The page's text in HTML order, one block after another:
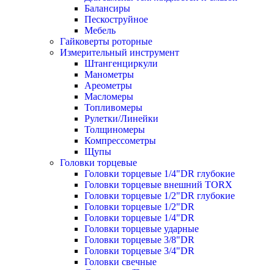
Балансиры
Пескоструйное
Мебель
Гайковерты роторные
Измерительный инструмент
Штангенциркули
Манометры
Ареометры
Масломеры
Топливомеры
Рулетки/Линейки
Толщиномеры
Компрессометры
Щупы
Головки торцевые
Головки торцевые 1/4"DR глубокие
Головки торцевые внешний TORX
Головки торцевые 1/2"DR глубокие
Головки торцевые 1/2"DR
Головки торцевые 1/4"DR
Головки торцевые ударные
Головки торцевые 3/8"DR
Головки торцевые 3/4"DR
Головки свечные